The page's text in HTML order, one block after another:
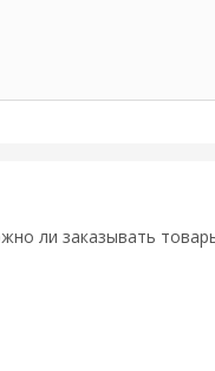
ли заказывать